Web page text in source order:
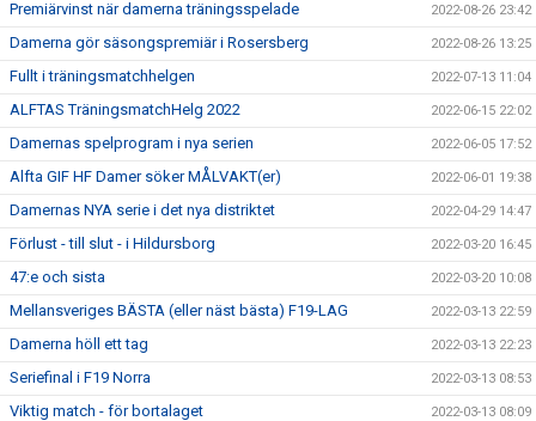
Premiärvinst när damerna träningsspelade 2022-08-26 23:42
Damerna gör säsongspremiär i Rosersberg 2022-08-26 13:25
Fullt i träningsmatchhelgen 2022-07-13 11:04
ALFTAS TräningsmatchHelg 2022 2022-06-15 22:02
Damernas spelprogram i nya serien 2022-06-05 17:52
Alfta GIF HF Damer söker MÅLVAKT(er) 2022-06-01 19:38
Damernas NYA serie i det nya distriktet 2022-04-29 14:47
Förlust - till slut - i Hildursborg 2022-03-20 16:45
47:e och sista 2022-03-20 10:08
Mellansveriges BÄSTA (eller näst bästa) F19-LAG 2022-03-13 22:59
Damerna höll ett tag 2022-03-13 22:23
Seriefinal i F19 Norra 2022-03-13 08:53
Viktig match - för bortalaget 2022-03-13 08:09